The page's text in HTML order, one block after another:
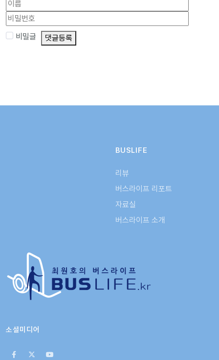
비밀글 댓글등록
BUSLIFE
리뷰
버스라이프 리포트
자료실
버스라이프 소개
소셜미디어